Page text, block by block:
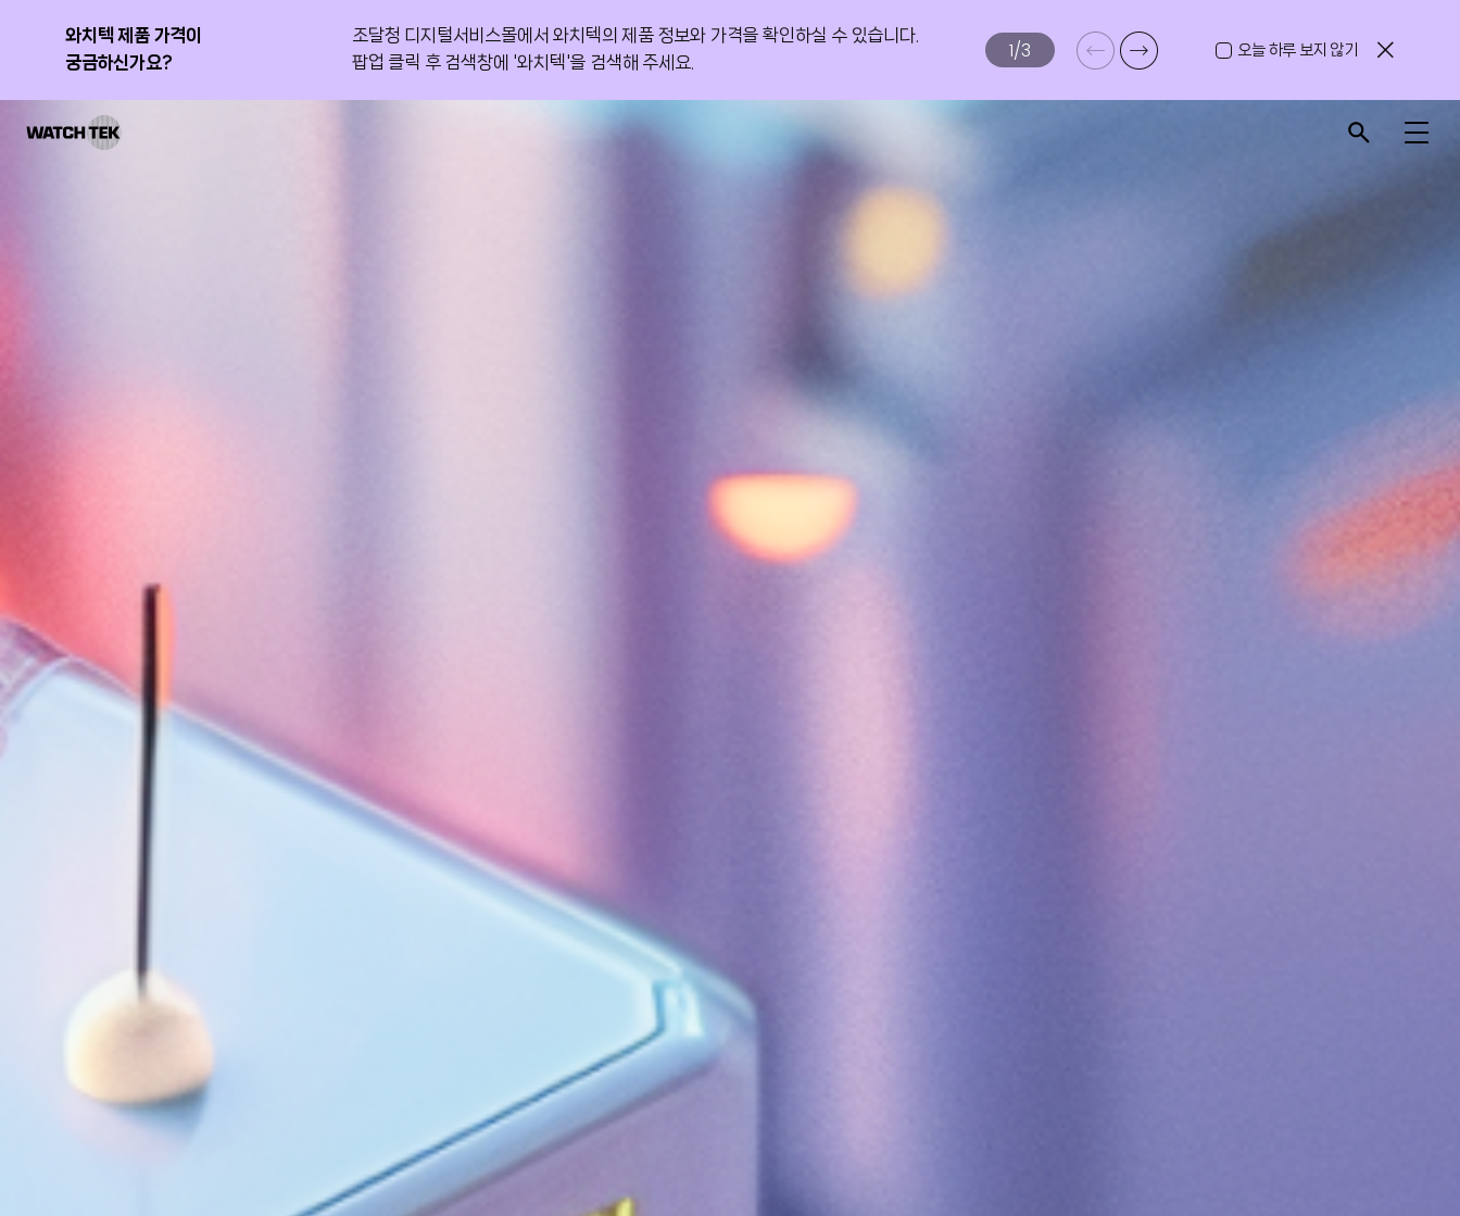
와치텍 제품 가격이
궁금하신가요?
조달청 디지털서비스몰에서 와치텍의 제품 정보와 가격을 확인하실 수 있습니다.
팝업 클릭 후 검색창에 '와치텍'을 검색해 주세요.
IT 운영 혁신 성공 사례
새롭게 공개된 국가철도공단 구축사례를 포함한 다양한 고객 성공 사례를 확인해
보세요!
와치올 PMA GS인증 1등급
획득
와치올 PMA가 GS인증 1등급을 획득하며 우수한 품질과 기술력을 공식적으로
인정받았습니다.
1/3 오늘 하루 보지 않기